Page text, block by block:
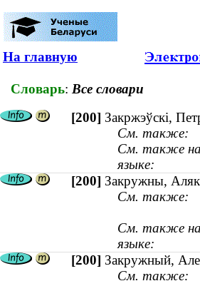
На главную
Словарь: Все словари
[200] Закржэўскі,
См. также:
См. также на
языке:
[200] Закружны,
См. также:
См. также на
языке:
[200] Закружный,
См. также: